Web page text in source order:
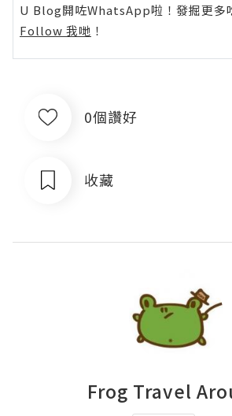
U Blog開咗WhatsApp啦！發掘更多
Follow 我哋 ！
0個讚好
收藏
Frog Travel